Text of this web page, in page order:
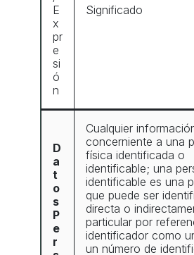
E
x
pr
e
si
ó
n
Significado
D
a
t
o
s
P
e
r
Cualquier
concerniente a una
física identificada o
identificable; una
identificable es una
que puede ser
directa o
particular por
identificador como
un número de